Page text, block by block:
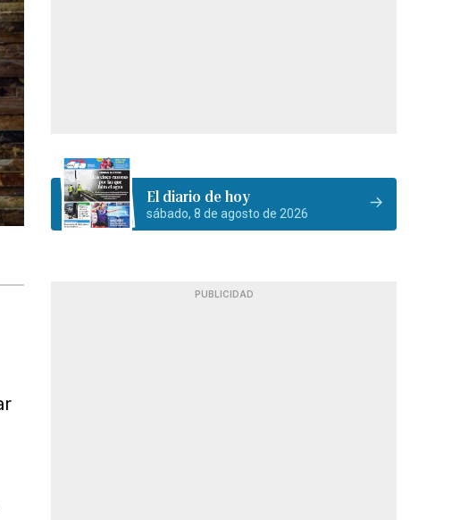
El diario de hoy
sábado, 8 de agosto de 2026
PUBLICIDAD